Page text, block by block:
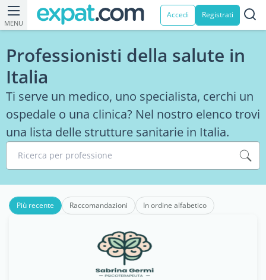
MENU
Accedi Registrati
Professionisti della salute in
Italia
Ti serve un medico, uno specialista, cerchi un
ospedale o una clinica? Nel nostro elenco trovi
una lista delle strutture sanitarie in Italia.
Ricerca per professione
Più recente Raccomandazioni In ordine alfabetico